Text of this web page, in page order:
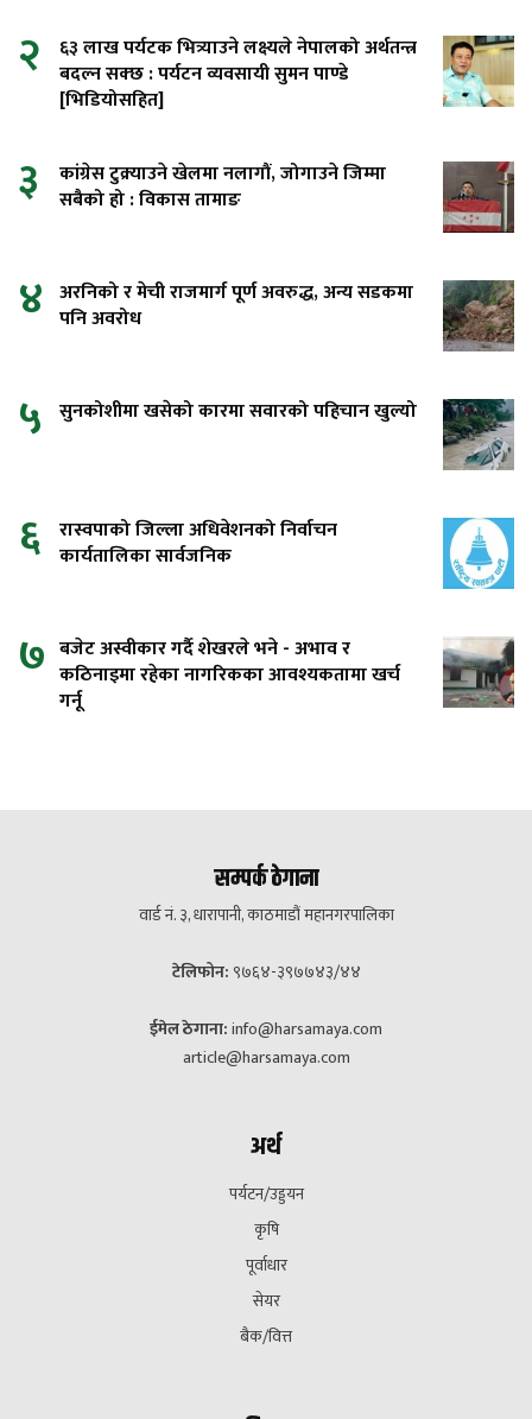
२
६३ लाख पर्यटक भित्र्याउने लक्ष्यले नेपालको अर्थतन्त्र
बदल्न सक्छ : पर्यटन व्यवसायी सुमन पाण्डे
[भिडियोसहित]
३
कांग्रेस टुक्र्याउने खेलमा नलागौं, जोगाउने जिम्मा
सबैको हो : विकास तामाङ
४ अरनिको र मेची राजमार्ग पूर्ण अवरुद्ध, अन्य सडकमा
पनि अवरोध
५ सुनकोशीमा खसेको कारमा सवारको पहिचान खुल्यो
६ रास्वपाको जिल्ला अधिवेशनको निर्वाचन
कार्यतालिका सार्वजनिक
७ बजेट अस्वीकार गर्दै शेखरले भने - अभाव र
कठिनाइमा रहेका नागरिकका आवश्यकतामा खर्च
गर्नू
सम्पर्क ठेगाना
वार्ड नं. ३, धारापानी, काठमाडौं महानगरपालिका
टेलिफोन: ९७६४-३९७७४३/४४
ईमेल ठेगाना:info@harsamaya.com
article@harsamaya.com
अर्थ
पर्यटन/उड्डयन
कृषि
पूर्वाधार
सेयर
बैक/वित्त